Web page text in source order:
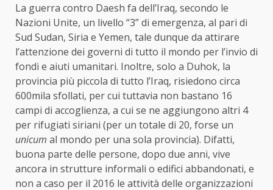
La guerra contro Daesh fa dell’Iraq, secondo le
Nazioni Unite, un livello “3” di emergenza, al pari di
Sud Sudan, Siria e Yemen, tale dunque da attirare
l’attenzione dei governi di tutto il mondo per l’invio di
fondi e aiuti umanitari. Inoltre, solo a Duhok, la
provincia più piccola di tutto l’Iraq, risiedono circa
600mila sfollati, per cui tuttavia non bastano 16
campi di accoglienza, a cui se ne aggiungono altri 4
per rifugiati siriani (per un totale di 20, forse un
unicum al mondo per una sola provincia). Difatti,
buona parte delle persone, dopo due anni, vive
ancora in strutture informali o edifici abbandonati, e
non a caso per il 2016 le attività delle organizzazioni